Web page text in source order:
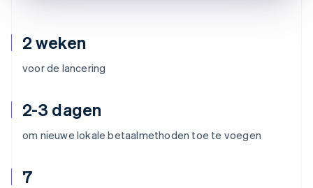
2 weken
voor de lancering
2-3 dagen
om nieuwe lokale betaalmethoden toe te voegen
7